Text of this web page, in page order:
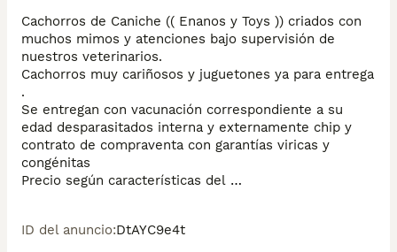
Cachorros de Caniche (( Enanos y Toys )) criados con
muchos mimos y atenciones bajo supervisión de
nuestros veterinarios.
Cachorros muy cariñosos y juguetones ya para entrega
.
Se entregan con vacunación correspondiente a su
edad desparasitados interna y externamente chip y
contrato de compraventa con garantías viricas y
congénitas
Precio según características del
ID del anuncio:DtAYC9e4t